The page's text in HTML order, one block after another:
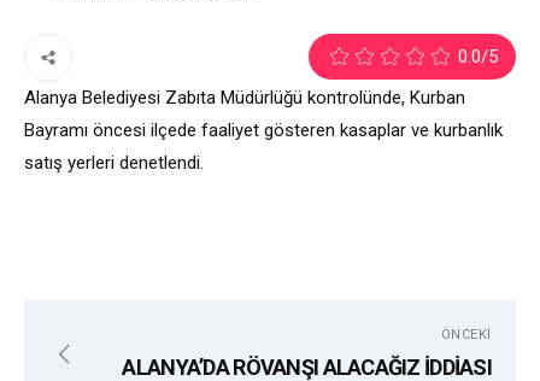
0.0/5
Alanya Belediyesi Zabıta Müdürlüğü kontrolünde, Kurban
Bayramı öncesi ilçede faaliyet gösteren kasaplar ve kurbanlık
satış yerleri denetlendi.
ÖNCEKI
ALANYA’DA RÖVANŞI ALACAĞIZ İDDİASI